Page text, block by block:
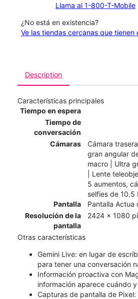
Llama al 1-800-T-Mobile
¿No está en existencia?
Ve las tiendas cercanas que
Description
Características principales
Tiempo en espera
Tiempo de
conversación
Cámaras
Cámara
gran angular
macro | Ultra
| Lente
5 aumentos,
selfies de 10.5
Pantalla
Pantalla Actua
Resolución de la
pantalla
2424 x 1080
Otras características
Gemini Live: en lugar de
para tener una conversación
Información proactiva con
información aparece cuándo
Capturas de pantalla de